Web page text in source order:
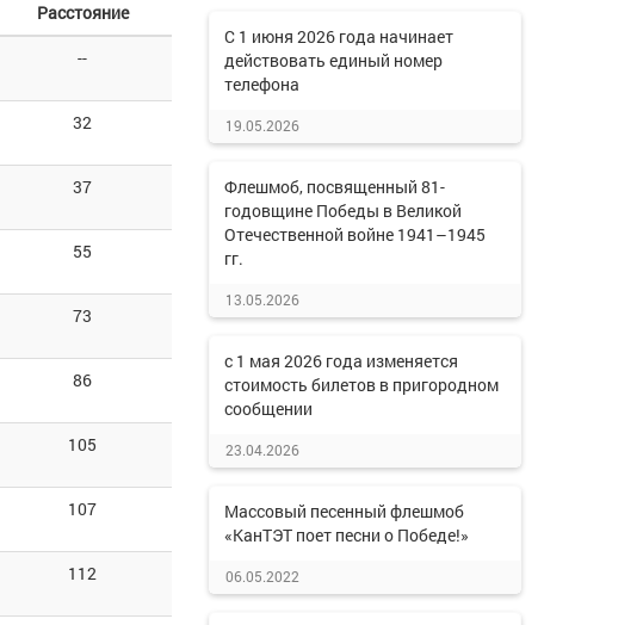
Расстояние
--
32
37
55
73
86
105
107
112
C 1 июня 2026 года начинает
действовать единый номер
телефона
19.05.2026
Флешмоб, посвященный 81-
годовщине Победы в Великой
Отечественной войне 1941–1945
гг.
13.05.2026
с 1 мая 2026 года изменяется
стоимость билетов в пригородном
сообщении
23.04.2026
Массовый песенный флешмоб
«КанТЭТ поет песни о Победе!»
06.05.2022